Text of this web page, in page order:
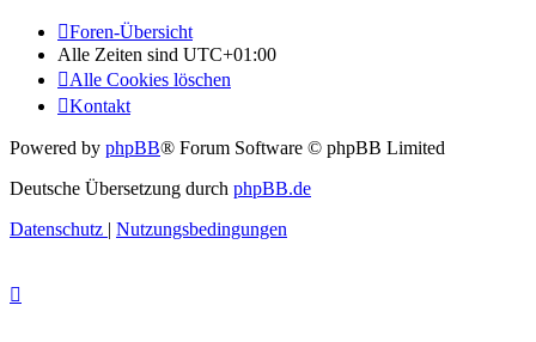
Foren-Übersicht
Alle Zeiten sind UTC+01:00
Alle Cookies löschen
Kontakt
Powered by phpBB® Forum Software © phpBB Limited
Deutsche Übersetzung durch phpBB.de
Datenschutz | Nutzungsbedingungen